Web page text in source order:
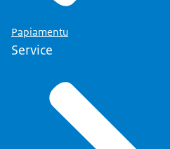
Papiamentu
Service